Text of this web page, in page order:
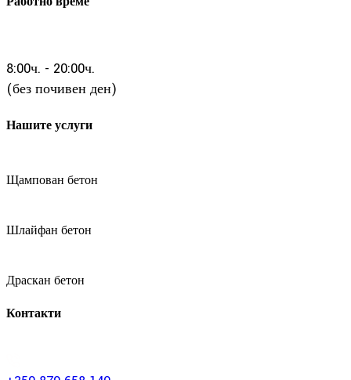
8:00ч. - 20:00ч.
(без почивен ден)
Нашите услуги
Щампован бетон
Шлайфан бетон
Драскан бетон
Контакти